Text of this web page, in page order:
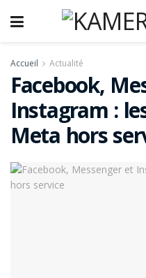
Accueil Actualité
Facebook,
Instagram :
Meta hors